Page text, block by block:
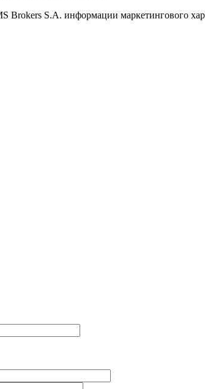
S.A. информации маркетингового